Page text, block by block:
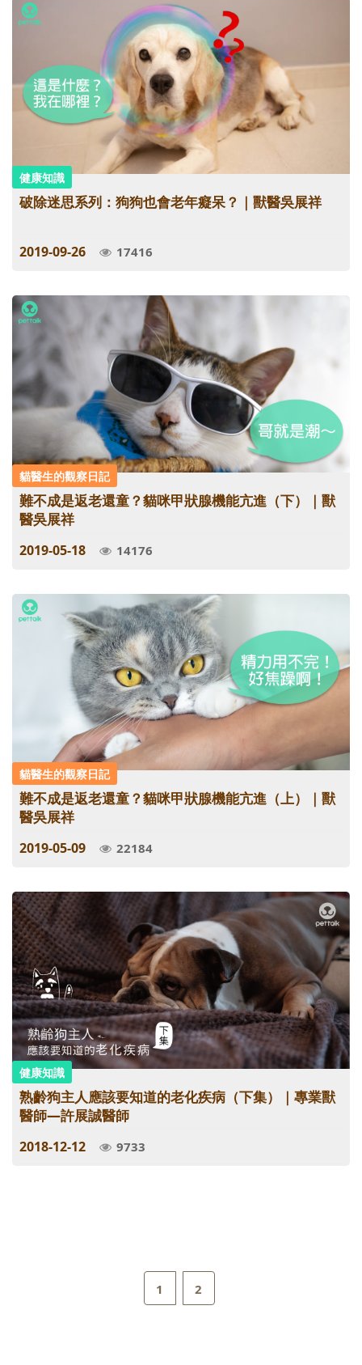
健康知識
破除迷思系列：狗狗也會老年癡呆？｜獸醫吳展祥
2019-09-26 17416
貓醫生的觀察日記
難不成是返老還童？貓咪甲狀腺機能亢進（下）｜獸
醫吳展祥
2019-05-18 14176
貓醫生的觀察日記
難不成是返老還童？貓咪甲狀腺機能亢進（上）｜獸
醫吳展祥
2019-05-09 22184
健康知識
熟齡狗主人應該要知道的老化疾病（下集）｜專業獸
醫師—許展誠醫師
2018-12-12 9733
1 2